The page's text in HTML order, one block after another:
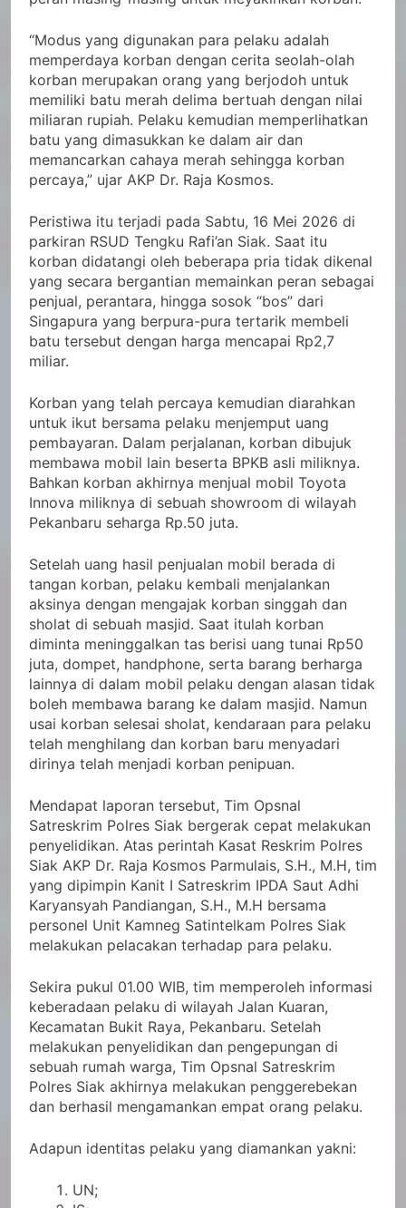
“Modus yang digunakan para pelaku adalah
memperdaya korban dengan cerita seolah-olah
korban merupakan orang yang berjodoh untuk
memiliki batu merah delima bertuah dengan nilai
miliaran rupiah. Pelaku kemudian memperlihatkan
batu yang dimasukkan ke dalam air dan
memancarkan cahaya merah sehingga korban
percaya,” ujar AKP Dr. Raja Kosmos.
Peristiwa itu terjadi pada Sabtu, 16 Mei 2026 di
parkiran RSUD Tengku Rafi’an Siak. Saat itu
korban didatangi oleh beberapa pria tidak dikenal
yang secara bergantian memainkan peran sebagai
penjual, perantara, hingga sosok “bos” dari
Singapura yang berpura-pura tertarik membeli
batu tersebut dengan harga mencapai Rp2,7
miliar.
Korban yang telah percaya kemudian diarahkan
untuk ikut bersama pelaku menjemput uang
pembayaran. Dalam perjalanan, korban dibujuk
membawa mobil lain beserta BPKB asli miliknya.
Bahkan korban akhirnya menjual mobil Toyota
Innova miliknya di sebuah showroom di wilayah
Pekanbaru seharga Rp.50 juta.
Setelah uang hasil penjualan mobil berada di
tangan korban, pelaku kembali menjalankan
aksinya dengan mengajak korban singgah dan
sholat di sebuah masjid. Saat itulah korban
diminta meninggalkan tas berisi uang tunai Rp50
juta, dompet, handphone, serta barang berharga
lainnya di dalam mobil pelaku dengan alasan tidak
boleh membawa barang ke dalam masjid. Namun
usai korban selesai sholat, kendaraan para pelaku
telah menghilang dan korban baru menyadari
dirinya telah menjadi korban penipuan.
Mendapat laporan tersebut, Tim Opsnal
Satreskrim Polres Siak bergerak cepat melakukan
penyelidikan. Atas perintah Kasat Reskrim Polres
Siak AKP Dr. Raja Kosmos Parmulais, S.H., M.H, tim
yang dipimpin Kanit I Satreskrim IPDA Saut Adhi
Karyansyah Pandiangan, S.H., M.H bersama
personel Unit Kamneg Satintelkam Polres Siak
melakukan pelacakan terhadap para pelaku.
Sekira pukul 01.00 WIB, tim memperoleh informasi
keberadaan pelaku di wilayah Jalan Kuaran,
Kecamatan Bukit Raya, Pekanbaru. Setelah
melakukan penyelidikan dan pengepungan di
sebuah rumah warga, Tim Opsnal Satreskrim
Polres Siak akhirnya melakukan penggerebekan
dan berhasil mengamankan empat orang pelaku.
Adapun identitas pelaku yang diamankan yakni:
UN;